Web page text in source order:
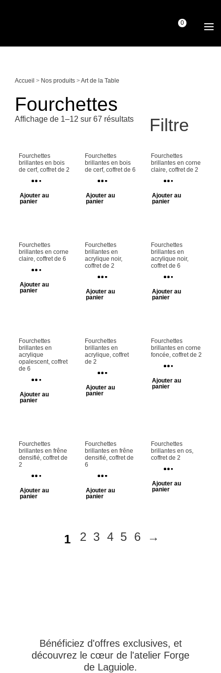
0
Accueil > Nos produits >Art de la Table
Fourchettes
Affichage de 1–12 sur 67 résultats Filtre
Fourchettes
brillantes en bois
de cerf, coffret de 2
Ajouter au
panier
Fourchettes
brillantes en bois
de cerf, coffret de 6
Ajouter au
panier
Fourchettes
brillantes en corne
claire, coffret de 2
Ajouter au
panier
Fourchettes
brillantes en corne
claire, coffret de 6
Ajouter au
panier
Fourchettes
brillantes en
acrylique noir,
coffret de 2
Ajouter au
panier
Fourchettes
brillantes en
acrylique noir,
coffret de 6
Ajouter au
panier
Fourchettes
brillantes en
acrylique
opalescent, coffret
de 6
Ajouter au
panier
Fourchettes
brillantes en
acrylique, coffret
de 2
Ajouter au
panier
Fourchettes
brillantes en corne
foncée, coffret de 2
Ajouter au
panier
Fourchettes
brillantes en frêne
densifié, coffret de
2
Ajouter au
panier
Fourchettes
brillantes en frêne
densifié, coffret de
6
Ajouter au
panier
Fourchettes
brillantes en os,
coffret de 2
Ajouter au
panier
1 2 3 4 5 6 →
Bénéficiez d'offres exclusives, et
découvrez le cœur de l'atelier Forge
de Laguiole.